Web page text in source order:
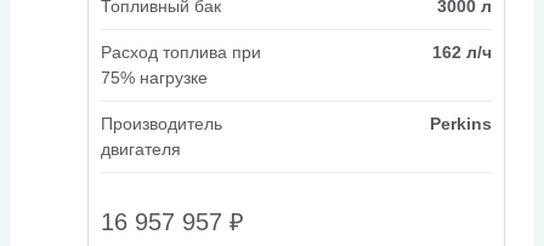
Топливный бак 3000 л
Расход топлива при
75% нагрузке
162 л/ч
Производитель
двигателя
Perkins
16 957 957 ₽